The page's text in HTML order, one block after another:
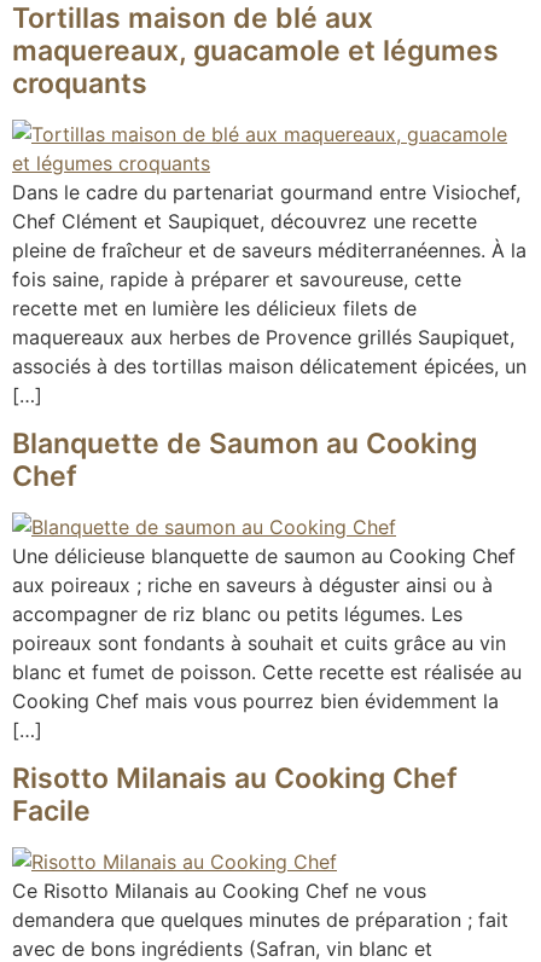
Tortillas maison de blé aux
maquereaux, guacamole et légumes
croquants
Dans le cadre du partenariat gourmand entre Visiochef,
Chef Clément et Saupiquet, découvrez une recette
pleine de fraîcheur et de saveurs méditerranéennes. À la
fois saine, rapide à préparer et savoureuse, cette
recette met en lumière les délicieux filets de
maquereaux aux herbes de Provence grillés Saupiquet,
associés à des tortillas maison délicatement épicées, un
[…]
Blanquette de Saumon au Cooking
Chef
Une délicieuse blanquette de saumon au Cooking Chef
aux poireaux ; riche en saveurs à déguster ainsi ou à
accompagner de riz blanc ou petits légumes. Les
poireaux sont fondants à souhait et cuits grâce au vin
blanc et fumet de poisson. Cette recette est réalisée au
Cooking Chef mais vous pourrez bien évidemment la
[…]
Risotto Milanais au Cooking Chef
Facile
Ce Risotto Milanais au Cooking Chef ne vous
demandera que quelques minutes de préparation ; fait
avec de bons ingrédients (Safran, vin blanc et